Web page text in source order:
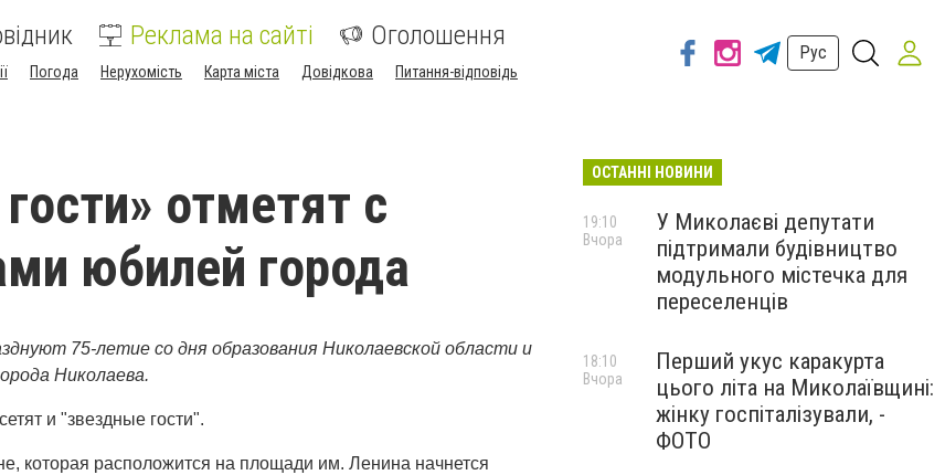
Реклама на сайті Оголошення
Погода Нерухомість Карта міста Довідкова Питання-відповідь
Рус
отметят с
юбилей города
75-летие со дня образования Николаевской области и
Николаева.
и "звездные гости".
которая расположится на площади им. Ленина начнется
ОСТАННІ НОВИНИ
У Миколаєві депутати
підтримали будівництво
модульного містечка для
переселенців
19:10
Вчора
Перший укус каракурта
цього літа на Миколаївщині:
жінку госпіталізували, -
ФОТО
18:10
Вчора